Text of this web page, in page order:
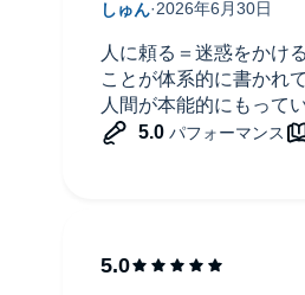
性や生産性を最大限に引き出せる
人に頼る＝迷惑をか
ことが体系的に書かれ
人間が本能的にもって